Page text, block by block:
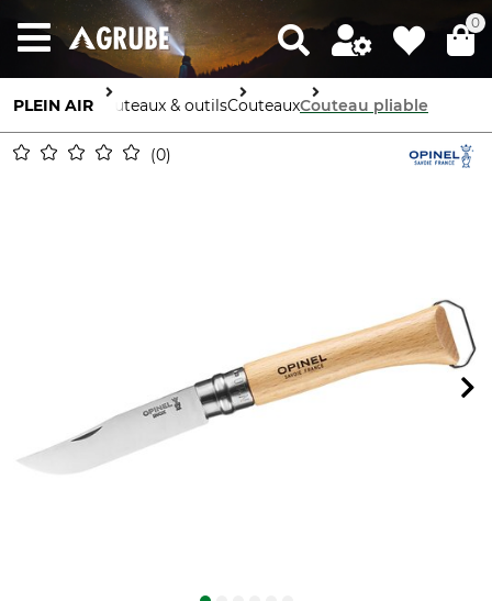
0
PLEIN AIR Couteaux & outilsCouteauxCouteau pliable
0